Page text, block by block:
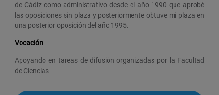
de Cádiz como administrativo desde el año 1990 que aprobé
las oposiciones sin plaza y posteriormente obtuve mi plaza en
una posterior oposición del año 1995.
Vocación
Apoyando en tareas de difusión organizadas por la Facultad
de Ciencias